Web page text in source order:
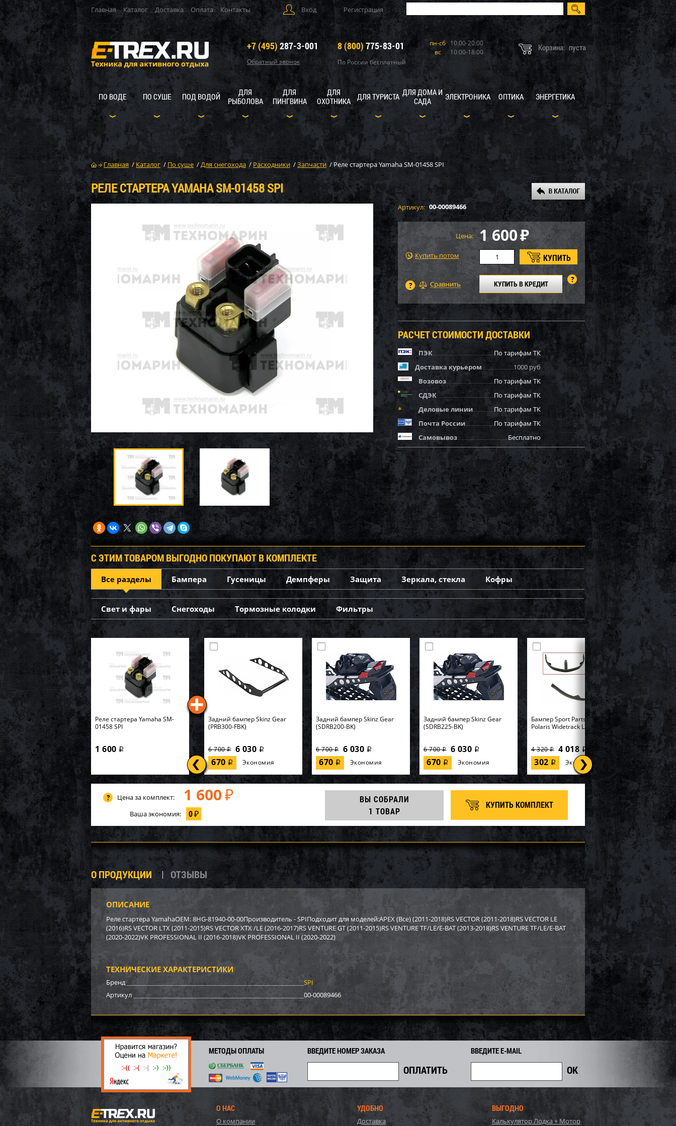
Главная Каталог Доставка Оплата Контакты Вход Регистрация
+7 (495) 287-3-001
Обратный звонок
8 (800) 775-83-01
По России бесплатный
пн-сб 10:00-20:00
вс
10:00-18:00 Корзина: пуста
ПО ВОДЕ ПО СУШЕ ПОД ВОДОЙ
ДЛЯ
РЫБОЛОВА
ДЛЯ
ПИНГВИНА
ДЛЯ
ОХОТНИКА
ДЛЯ ТУРИСТА ДЛЯ ДОМА И
САДА
ЭЛЕКТРОНИКА ОПТИКА ЭНЕРГЕТИКА
Главная / Каталог / По суше /Для снегохода / Расходники /Запчасти /Реле стартера Yamaha SM-01458 SPI
РЕЛЕ СТАРТЕРА YAMAHA SM-01458 SPI
Артикул: 00-00089466
Цена: 1 600₽
Купить потом
КУПИТЬ В КРЕДИТ
РАСЧЕТ СТОИМОСТИ ДОСТАВКИ
ПЭК
По тарифам ТК
Доставка курьером
1000 руб
Возовоз
По тарифам ТК
СДЭК
По тарифам ТК
Деловые линии
По тарифам ТК
Почта России
По тарифам ТК
Самовывоз
Бесплатно
С ЭТИМ ТОВАРОМ ВЫГОДНО ПОКУПАЮТ В КОМПЛЕКТЕ
Все разделы Бампера Гусеницы Демпферы Защита Зеркала, стекла Кофры
Свет и фары Снегоходы Тормозные колодки Фильтры
Реле стартера Yamaha SM-
01458 SPI
1 600 i
Задний бампер Skinz Gear
(PRB300-FBK)
6 700i 6 030 i
670 i Экономия
Задний бампер Skinz Gear
(SDRB200-BK)
6 700i 6 030 i
670 i Экономия
Задний бампер Skinz Gear
(SDRB225-BK)
6 700i 6 030 i
670 i Экономия
Бампер Sport Parts Inc. для
Polaris Widetrack LX SM-12358
4 320i 4 018 i
302 i Экономия
Бампер Sport Parts Inc. для
BRP (REV XP) SM-12454
3 170i 2 948i
Экономия
Бампер BRP SM-12022
4 170i
292 i Экономия
Бампер Arctic Cat/Yamaha SM-
12517
Бампер Yamaha SM-12530
2 558
192 Экономия
Бампер задний BRP SM-12698 Бампер Polaris SM-12494
Бампер SPI для снегохода BRP
SM-12467
Бампер SPI для снегохода BRP
SM-12683
Цена за комплект: 1 600 ₽
Ваша экономия: 0₽
ВЫ СОБРАЛИ
1 ТОВАР
КУПИТЬ КОМПЛЕКТ
О ПРОДУКЦИИ ОТЗЫВЫ
ОПИСАНИЕ
Реле стартера YamahaOEM: 8HG-81940-00-00Производитель - SPIПодходит для моделей:APEX (Все) (2011-2018)RS VECTOR (2011-2018)RS VECTOR LE
(2016)RS VECTOR LTX (2011-2015)RS VECTOR XTX /LE (2016-2017)RS VENTURE GT (2011-2015)RS VENTURE TF/LE/E-BAT (2013-2018)RS VENTURE TF/LE/E-BAT
(2020-2022)VK PROFESSIONAL II (2016-2018)VK PROFESSIONAL II (2020-2022)
ТЕХНИЧЕСКИЕ ХАРАКТЕРИСТИКИ
Бренд
SPI
Артикул
00-00089466
МЕТОДЫ ОПЛАТЫ ВВЕДИТЕ НОМЕР ЗАКАЗА ВВЕДИТЕ E-MAIL
О НАС
О компании
УДОБНО
Доставка
ВЫГОДНО
Калькулятор Лодка + Мотор